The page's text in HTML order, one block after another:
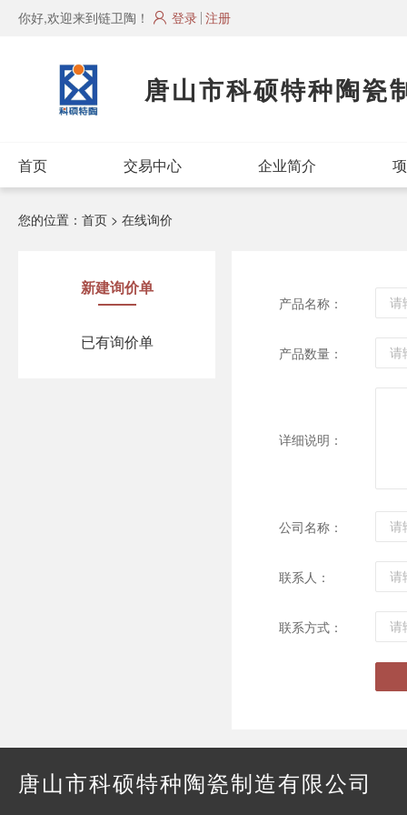
你好,欢迎来到链卫陶！ 登录 注册
唐山市科硕特种陶瓷
首页 交易中心 企业简介
您的位置： 首页 > 在线询价
新建询价单
已有询价单
产品名称：
产品数量：
详细说明：
公司名称：
联系人：
联系方式：
唐山市科硕特种陶瓷制造有限公司